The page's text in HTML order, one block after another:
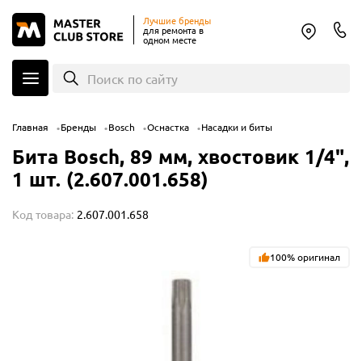
Лучшие бренды
для ремонта в
одном месте
Поиск по сайту
Главная Бренды Bosch Оснастка Насадки и биты
Бита Bosch, 89 мм, хвостовик 1/4",
1 шт. (2.607.001.658)
Код товара: 2.607.001.658
100% оригинал